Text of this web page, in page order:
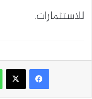
للاستثمارات.